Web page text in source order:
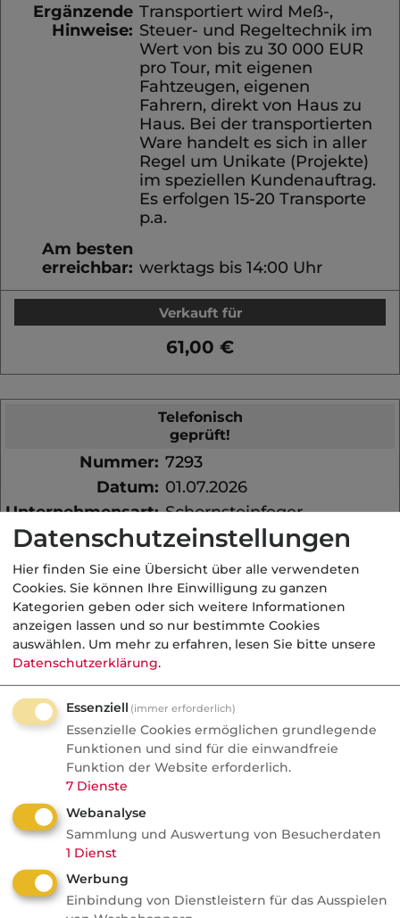
Ergänzende
Hinweise:
Transportiert wird Meß-,
Steuer- und Regeltechnik im
Wert von bis zu 30 000 EUR
pro Tour, mit eigenen
Fahtzeugen, eigenen
Fahrern, direkt von Haus zu
Haus. Bei der transportierten
Ware handelt es sich in aller
Regel um Unikate (Projekte)
im speziellen Kundenauftrag.
Es erfolgen 15-20 Transporte
p.a.
Am besten
erreichbar: werktags bis 14:00 Uhr
Verkauft für
61,00 €
Telefonisch
geprüft!
Nummer: 7293
Datum: 01.07.2026
Unternehmensart: Schornsteinfeger
Sparte(n): Betriebshaftpflichtvers.,
Berufsunfähigkeitsvers.
PLZ-Bereich: 656XX
Ergänzende
Hinweise:
Eingeführter
Schornsteinfegermeister mit
eigenem Kehrbezirk sucht
Alternative zum bestehenden
Versicherungsschutz.
Ansprechpartner ist der
Vater.
Am besten
erreichbar:
Werktags zu normalen
Verkauft für
Datenschutzeinstellungen
Hier finden Sie eine Übersicht über alle verwendeten
Cookies. Sie können Ihre Einwilligung zu ganzen
Kategorien geben oder sich weitere Informationen
anzeigen lassen und so nur bestimmte Cookies
auswählen. Um mehr zu erfahren, lesen Sie bitte unsere
Datenschutzerklärung.
Essenziell (immer erforderlich)
Essenzielle Cookies ermöglichen grundlegende
Funktionen und sind für die einwandfreie
Funktion der Website erforderlich.
7 Dienste
Webanalyse
Sammlung und Auswertung von Besucherdaten
1 Dienst
Werbung
Einbindung von Dienstleistern für das Ausspielen